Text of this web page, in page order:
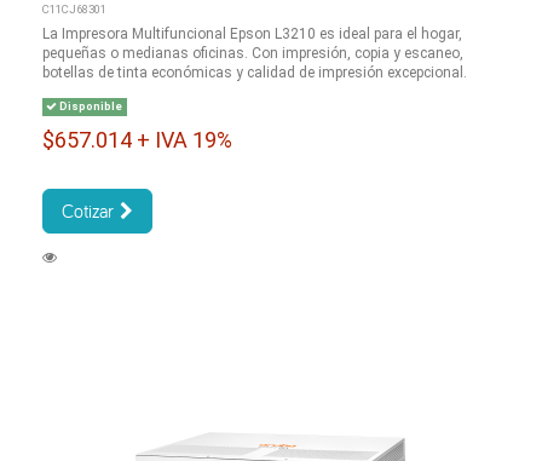
C11CJ68301
La Impresora Multifuncional Epson L3210 es ideal para el hogar,
pequeñas o medianas oficinas. Con impresión, copia y escaneo,
botellas de tinta económicas y calidad de impresión excepcional.
Disponible
$657.014 + IVA 19%
Cotizar